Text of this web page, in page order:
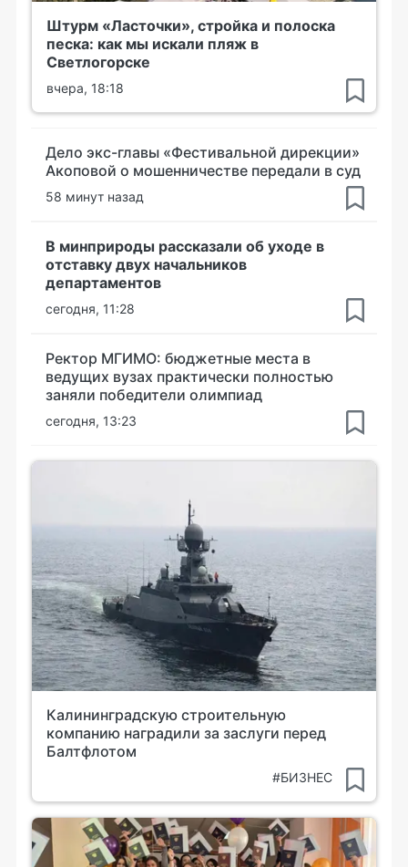
Штурм «Ласточки», стройка и полоска
песка: как мы искали пляж в
Светлогорске
вчера, 18:18
Дело экс-главы «Фестивальной дирекции»
Акоповой о мошенничестве передали в суд
58 минут назад
В минприроды рассказали об уходе в
отставку двух начальников
департаментов
сегодня, 11:28
Ректор МГИМО: бюджетные места в
ведущих вузах практически полностью
заняли победители олимпиад
сегодня, 13:23
Калининградскую строительную
компанию наградили за заслуги перед
Балтфлотом
#БИЗНЕС